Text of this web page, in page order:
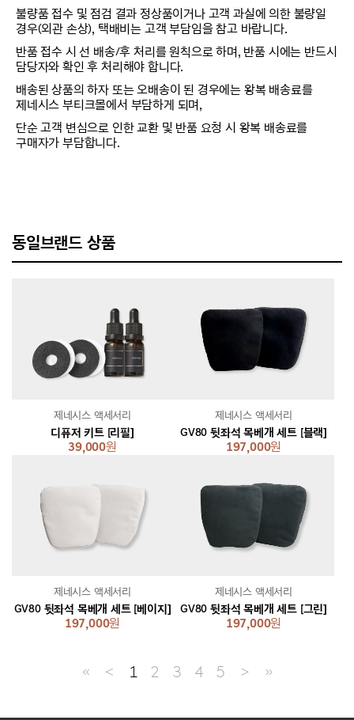
불량품 접수 및 점검 결과 정상품이거나 고객 과실에 의한 불량일
경우(외관 손상), 택배비는 고객 부담임을 참고 바랍니다.
반품 접수 시 선 배송/후 처리를 원칙으로 하며, 반품 시에는 반드시
담당자와 확인 후 처리해야 합니다.
배송된 상품의 하자 또는 오배송이 된 경우에는 왕복 배송료를
제네시스 부티크몰에서 부담하게 되며,
단순 고객 변심으로 인한 교환 및 반품 요청 시 왕복 배송료를
구매자가 부담합니다.
동일브랜드 상품
디퓨저 키트 [리필]
39,000원
제네시스 액세서리
GV80 뒷좌석 목베개 세트 [블랙]
197,000원
제네시스 액세서리
GV80 뒷좌석 목베개 세트 [베이지]
197,000원
제네시스 액세서리
GV80 뒷좌석 목베개 세트 [그린]
197,000원
제네시스 액세서리
≪ ＜ 1 2 3 4 5 ＞ ≫